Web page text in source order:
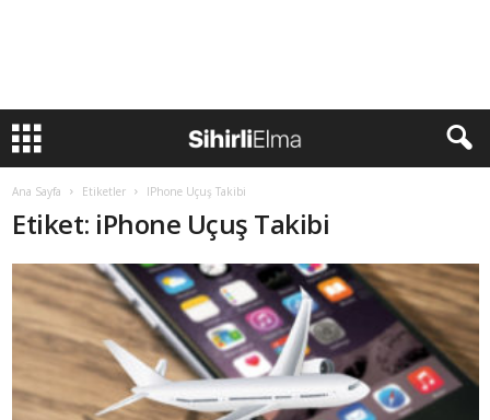
Ana Sayfa Etiketler IPhone Uçuş Takibi
Etiket: iPhone Uçuş Takibi